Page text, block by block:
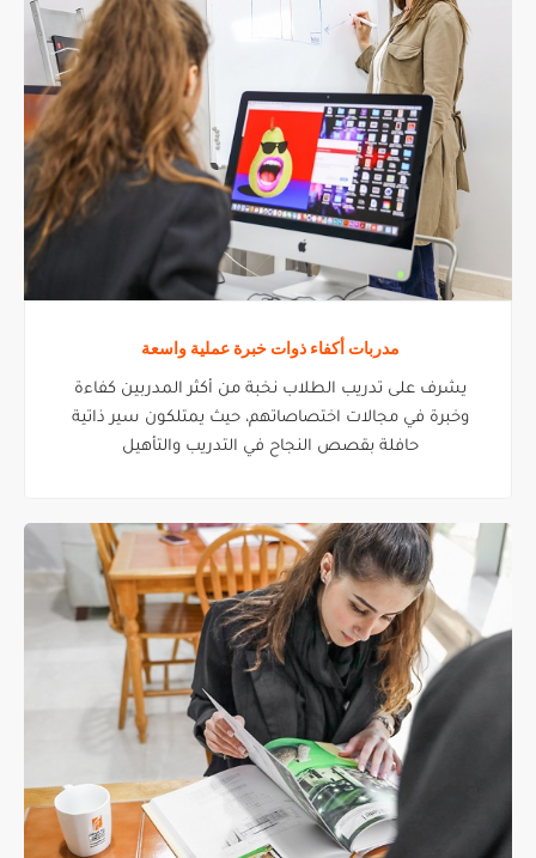
مدربات أكفاء ذوات خبرة عملية واسعة
يشرف على تدريب الطلاب نخبة من أكثر المدربين كفاءة
وخبرة في مجالات اختصاصاتهم، حيث يمتلكون سير ذاتية
حافلة بقصص النجاح في التدريب والتأهيل